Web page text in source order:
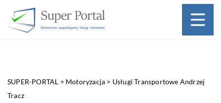
SUPER-PORTAL > Motoryzacja > Usługi Transportowe Andrzej
Tracz